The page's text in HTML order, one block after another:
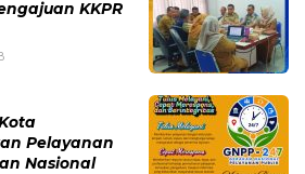
KKPR
Pelayanan
Nasional